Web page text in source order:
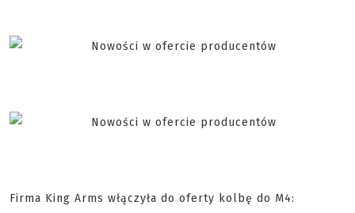
Firma King Arms włączyła do oferty kolbę do M4: